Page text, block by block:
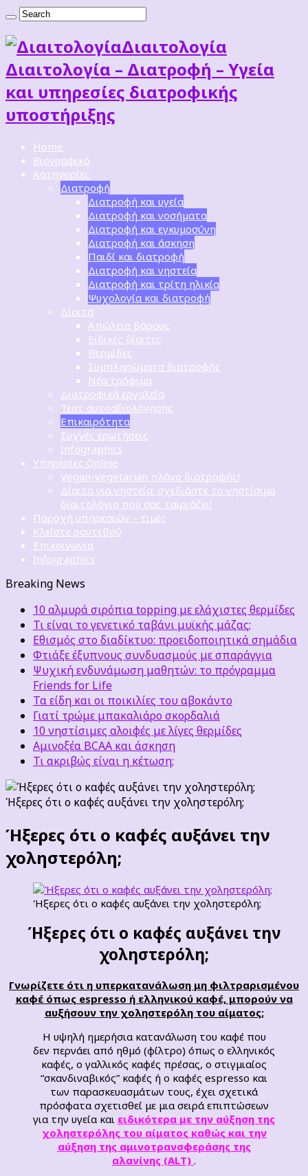
Διαιτoλογία
Διαιτολογία – Διατροφή – Υγεία
και υπηρεσίες διατροφικής
υποστήριξης
Home
Βιογραφικό
Κατηγορίες
Διατροφή
Διατροφή και υγεία
Διατροφή και νοσήματα
Διατροφή και εγκυμοσύνη
Διατροφή και άσκηση
Παιδί και διατροφή
Διατροφή και νηστεία
Διατροφή και τρίτη ηλικία
Ψυχολογία και διατροφή
Δίαιτα
Απώλεια βάρους
Ειδικές δίαιτες
Θερμίδες
Συμπληρώματα διατροφής
Νέα τρόφιμα
Διατροφικά εργαλεία
Τεστ αυτοαξιολόγησης
Επικαιρότητα
Συχνές ερωτήσεις
Infographics
Υπηρεσίες Online
Vegan-vegetarian πλάνο διατροφής!
Δίαιτα για νηστεία: σχεδιάστε το νηστίσιμο
διαιτολόγιο που σας ταιριάζει!
Παροχή υπηρεσιών – τιμές
Κλείστε ραντεβού
Επικοινωνία
Infographics
Breaking News
10 αλμυρά σιρόπια topping με ελάχιστες θερμίδες
Τι είναι το γενετικό ταβάνι μυϊκής μάζας;
Εθισμός στο διαδίκτυο: προειδοποιητικά σημάδια
Φτιάξε έξυπνους συνδυασμούς με σπαράγγια
Ψυχική ενδυνάμωση μαθητών: το πρόγραμμα
Friends for Life
Τα είδη και οι ποικιλίες του αβοκάντο
Γιατί τρώμε μπακαλιάρο σκορδαλιά
10 νηστίσιμες αλοιφές με λίγες θερμίδες
Αμινοξέα BCAA και άσκηση
Τι ακριβώς είναι η κέτωση;
Ήξερες ότι ο καφές αυξάνει την χοληστερόλη;
Ήξερες ότι ο καφές αυξάνει την
χοληστερόλη;
Ήξερες ότι ο καφές αυξάνει την χοληστερόλη;
Ήξερες ότι ο καφές αυξάνει την
χοληστερόλη;
Γνωρίζετε ότι η υπερκατανάλωση μη φιλτραρισμένου
καφέ όπως espresso ή ελληνικού καφέ, μπορούν να
αυξήσουν την χοληστερόλη του αίματος;
Η υψηλή ημερήσια κατανάλωση του καφέ που
δεν περνάει από ηθμό (φίλτρο) όπως ο ελληνικός
καφές, ο γαλλικός καφές πρέσας, ο στιγμιαίος
“σκανδιναβικός” καφές ή ο καφές espresso και
των παρασκευασμάτων τους, έχει σχετικά
πρόσφατα σχετισθεί με μια σειρά επιπτώσεων
για την υγεία και ειδικότερα με την αύξηση της
χοληστερόλης του αίματος καθώς και την
αύξηση της αμινοτρανσφεράσης της
αλανίνης (ALT) .